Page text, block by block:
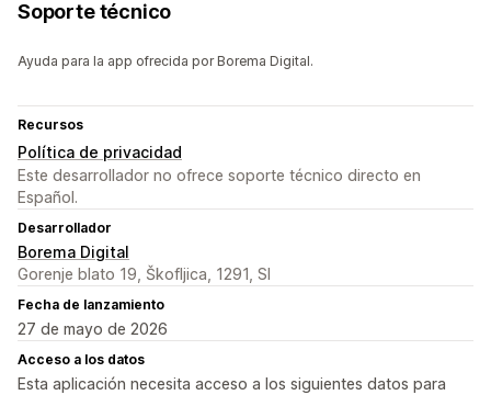
Soporte técnico
Ayuda para la app ofrecida por Borema Digital.
Recursos
Política de privacidad
Este desarrollador no ofrece soporte técnico directo en
Español.
Desarrollador
Borema Digital
Gorenje blato 19, Škofljica, 1291, SI
Fecha de lanzamiento
27 de mayo de 2026
Acceso a los datos
Esta aplicación necesita acceso a los siguientes datos para